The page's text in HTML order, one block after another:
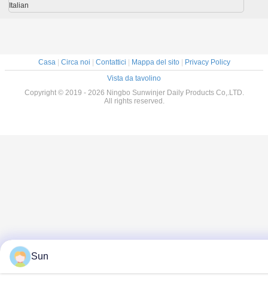
d'argento
Italian
Casa| Circa noi | Contattici | Mappa del sito| Privacy Policy
Vista da tavolino
Copyright © 2019 - 2026 Ningbo Sunwinjer Daily Products Co,.LTD.
All rights reserved.
Sun